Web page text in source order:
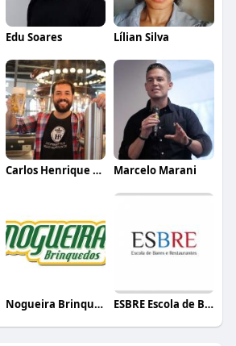
Edu Soares Lílian Silva
Carlos Henrique de Faria Vasconcelos Marcelo Marani
Nogueira Brinquedos ESBRE Escola de Bares e Restaurantes